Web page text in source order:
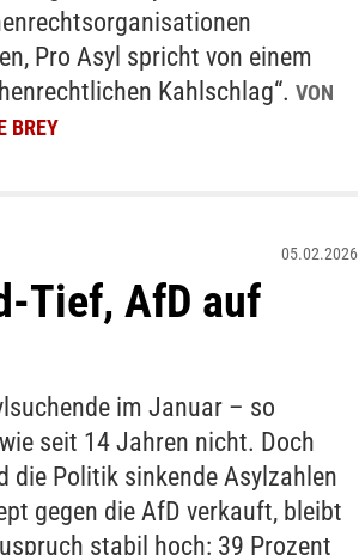
Pro Asyl spricht von einem
Kahlschlag“. VON
BREY
Tief, AfD auf
05.02.2026
im Januar – so
seit 14 Jahren nicht. Doch
die Politik sinkende Asylzahlen
gegen die AfD verkauft, bleibt
stabil hoch: 39 Prozent